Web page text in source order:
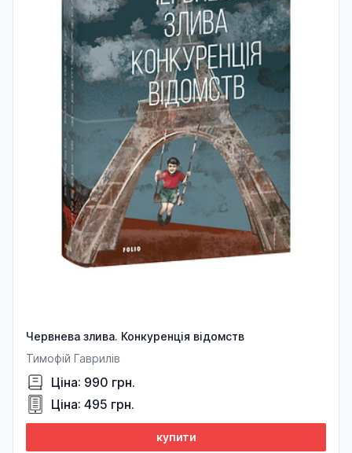
Червнева злива. Конкуренція відомств
Тимофій Гаврилів
Ціна: 990 грн.
Ціна: 495 грн.
купити